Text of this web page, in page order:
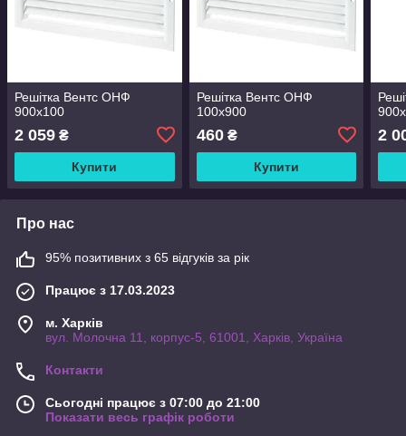
Решітка Вентс ОНФ
900x100
2 059 ₴
Купити
Решітка Вентс ОНФ
100x900
460₴
Купити
2
Про нас
95% позитивних з 65 відгуків за рік
Працює з 17.03.2023
м. Харків
вул. Молочна 11, корпус-5, 61001, Харків, Україна
Контакти
Сьогодні працює з 07:00 до 21:00
Показати весь графік роботи